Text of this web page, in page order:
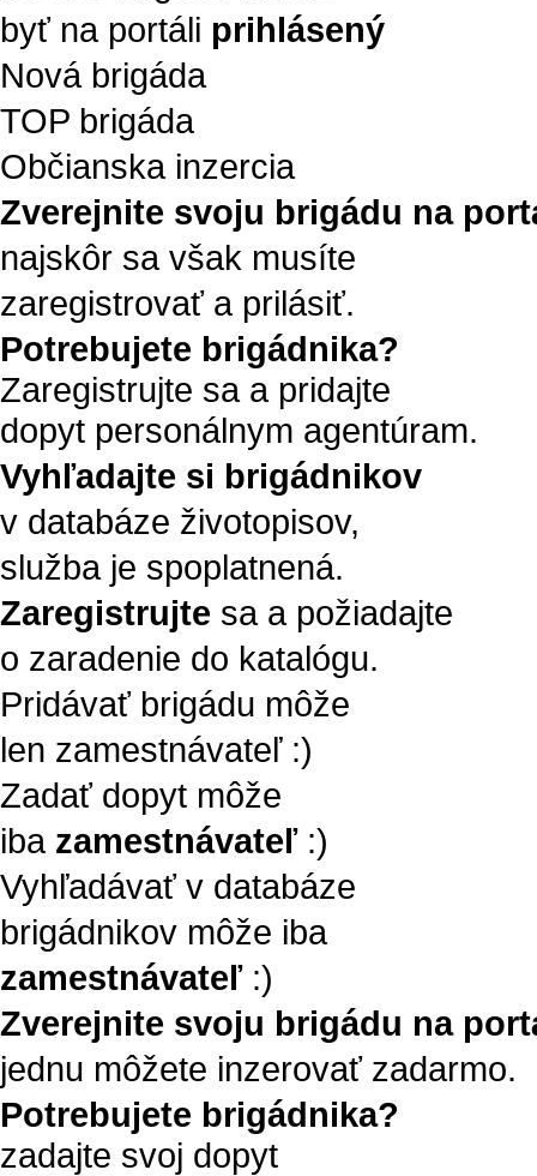
byť na portáli prihlásený
Nová brigáda
TOP brigáda
Občianska inzercia
Zverejnite svoju brigádu na
najskôr sa však musíte
zaregistrovať a prilásiť.
Potrebujete brigádnika?
Zaregistrujte sa a pridajte
dopyt personálnym agentúram.
Vyhľadajte si brigádnikov
v databáze životopisov,
služba je spoplatnená.
Zaregistrujte sa a požiadajte
o zaradenie do katalógu.
Pridávať brigádu môže
len zamestnávateľ :)
Zadať dopyt môže
iba zamestnávateľ:)
Vyhľadávať v databáze
brigádnikov môže iba
zamestnávateľ:)
Zverejnite svoju brigádu na
jednu môžete inzerovať zadarmo.
Potrebujete brigádnika?
zadajte svoj dopyt